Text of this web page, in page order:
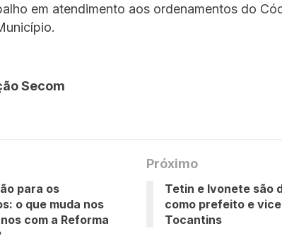
em atendimento aos ordenamentos do
Secom
para os
o que muda nos
com a Reforma
Próximo
Tetin e Ivonete são
como prefeito e
Tocantins